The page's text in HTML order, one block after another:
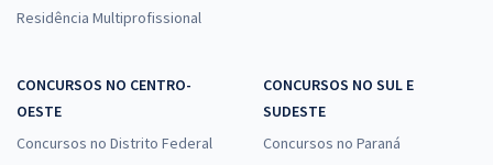
Residência Multiprofissional
CONCURSOS NO CENTRO-
OESTE
Concursos no Distrito Federal
CONCURSOS NO SUL E
SUDESTE
Concursos no Paraná